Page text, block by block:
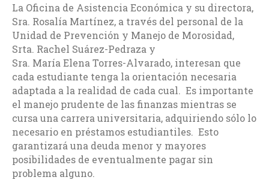
La Oficina de Asistencia Económica y su directora,
Sra. Rosalía Martínez, a través del personal de la
Unidad de Prevención y Manejo de Morosidad,
Srta. Rachel Suárez-Pedraza y
Sra. María Elena Torres-Alvarado, interesan que
cada estudiante tenga la orientación necesaria
adaptada a la realidad de cada cual. Es importante
el manejo prudente de las finanzas mientras se
cursa una carrera universitaria, adquiriendo sólo lo
necesario en préstamos estudiantiles. Esto
garantizará una deuda menor y mayores
posibilidades de eventualmente pagar sin
problema alguno.